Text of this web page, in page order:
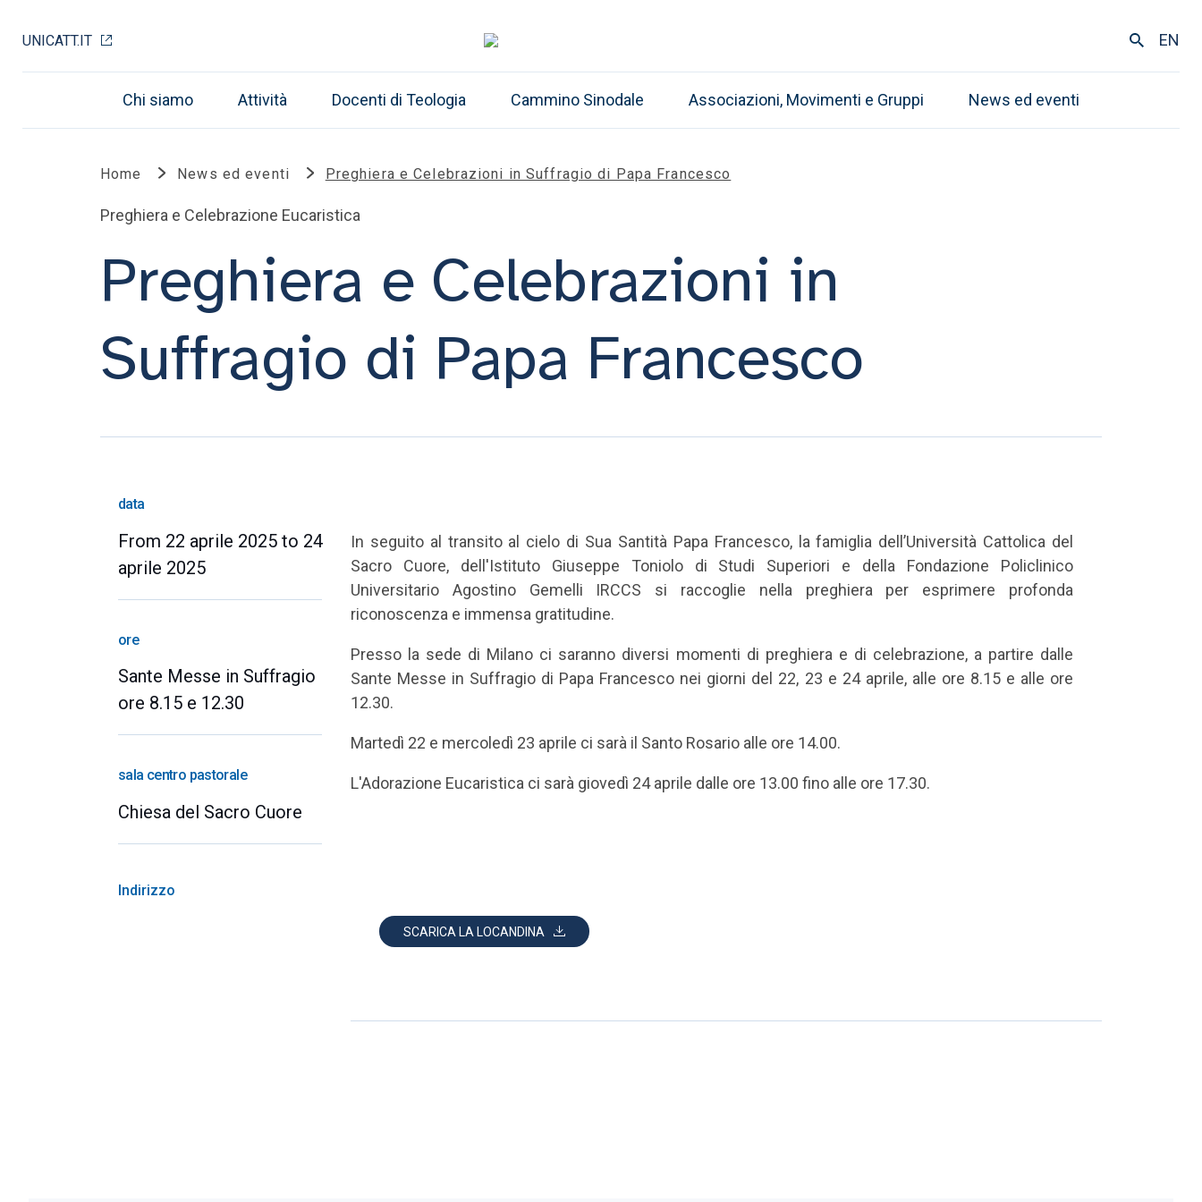
UNICATT.IT EN
Chi siamo Attività Docenti di Teologia Cammino Sinodale Associazioni, Movimenti e Gruppi News ed eventi
Home News ed eventi Preghiera e Celebrazioni in Suffragio di Papa Francesco
Preghiera e Celebrazione Eucaristica
Preghiera e Celebrazioni in
Suffragio di Papa Francesco
data
From 22 aprile 2025 to 24
aprile 2025
ore
Sante Messe in Suffragio
ore 8.15 e 12.30
sala centro pastorale
Chiesa del Sacro Cuore
Indirizzo
In seguito al transito al cielo di Sua Santità Papa Francesco, la famiglia dell’Università Cattolica del
Sacro Cuore, dell'Istituto Giuseppe Toniolo di Studi Superiori e della Fondazione Policlinico
Universitario Agostino Gemelli IRCCS si raccoglie nella preghiera per esprimere profonda
riconoscenza e immensa gratitudine.
Presso la sede di Milano ci saranno diversi momenti di preghiera e di celebrazione, a partire dalle
Sante Messe in Suffragio di Papa Francesco nei giorni del 22, 23 e 24 aprile, alle ore 8.15 e alle ore
12.30.
Martedì 22 e mercoledì 23 aprile ci sarà il Santo Rosario alle ore 14.00.
L'Adorazione Eucaristica ci sarà giovedì 24 aprile dalle ore 13.00 fino alle ore 17.30.
SCARICA LA LOCANDINA